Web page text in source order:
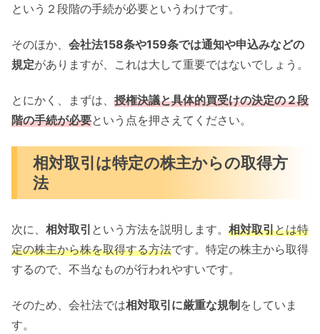
という２段階の手続が必要というわけです。
そのほか、 会社法158条や159条では通知や申込みなどの
規定がありますが、これは大して重要ではないでしょう。
とにかく、まずは、 授権決議と具体的買受けの決定の２段
階の手続が必要という点を押さえてください。
相対取引は特定の株主からの取得方
法
次に、 相対取引 という方法を説明します。 相対取引とは特
定の株主から株を取得する方法です。特定の株主から取得
するので、不当なものが行われやすいです。
そのため、会社法では相対取引に厳重な規制 をしていま
す。